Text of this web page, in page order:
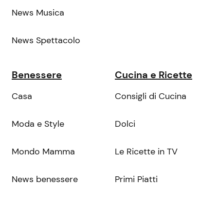
News Musica
News Spettacolo
Benessere
Casa
Moda e Style
Mondo Mamma
News benessere
Cucina e Ricette
Consigli di Cucina
Dolci
Le Ricette in TV
Primi Piatti